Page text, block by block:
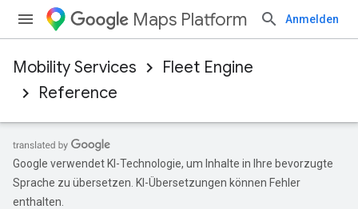
Maps Platform Anmelden
Mobility Services
Fleet Engine
Reference
Google verwendet KI-Technologie, um Inhalte in Ihre bevorzugte
Sprache zu übersetzen. KI-Übersetzungen können Fehler
enthalten.